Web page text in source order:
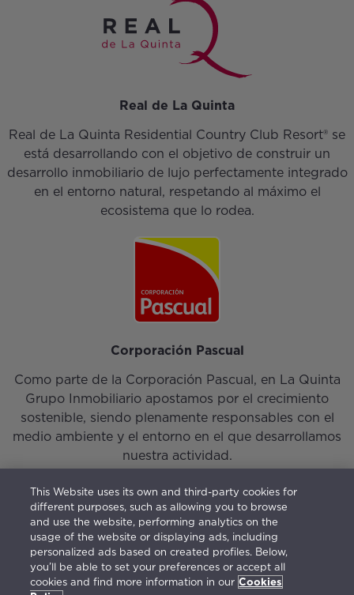
Real de La Quinta
Real de La Quinta Residential Country Club Resort® se
está desarrollando con el objetivo de construir un
desarrollo inmobiliario de lujo perfectamente integrado
en el entorno natural, respetando al máximo el
ecosistema que lo rodea.
Corporación Pascual
Como parte de la Corporación Pascual, en La Quinta
Grupo Inmobiliario apostamos por el crecimiento
sostenible, siendo plenamente responsables con el
medio ambiente y el entorno en el que desarrollamos
nuestra actividad.
Iniciar sesión|Nuestro Equipo|Contacto
Visión, Misión, Valores y Gestión Responsable
This Website uses its own and third-party cookies for
different purposes, such as allowing you to browse
and use the website, performing analytics on the
usage of the website or displaying ads, including
personalized ads based on created profiles. Below,
you’ll be able to set your preferences or accept all
cookies and find more information in our Cookies